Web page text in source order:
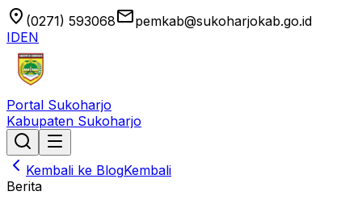
location_on (0271) 593068emailpemkab@sukoharjokab.go.id
IDEN
Portal Sukoharjo
Kabupaten Sukoharjo
Kembali ke BlogKembali
Berita